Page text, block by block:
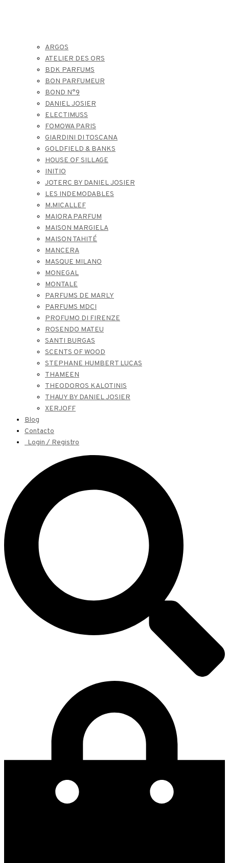
ARGOS
ATELIER DES ORS
BDK PARFUMS
BON PARFUMEUR
BOND N°9
DANIEL JOSIER
ELECTIMUSS
FOMOWA PARIS
GIARDINI DI TOSCANA
GOLDFIELD & BANKS
HOUSE OF SILLAGE
INITIO
JOTERC BY DANIEL JOSIER
LES INDEMODABLES
M.MICALLEF
MAIORA PARFUM
MAISON MARGIELA
MAISON TAHITÉ
MANCERA
MASQUE MILANO
MONEGAL
MONTALE
PARFUMS DE MARLY
PARFUMS MDCI
PROFUMO DI FIRENZE
ROSENDO MATEU
SANTI BURGAS
SCENTS OF WOOD
STEPHANE HUMBERT LUCAS
THAMEEN
THEODOROS KALOTINIS
THAUY BY DANIEL JOSIER
XERJOFF
Blog
Contacto
Login / Registro